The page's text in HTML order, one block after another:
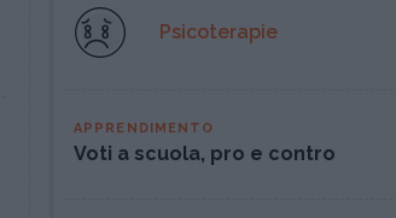
Psicoterapie
APPRENDIMENTO
Voti a scuola, pro e contro